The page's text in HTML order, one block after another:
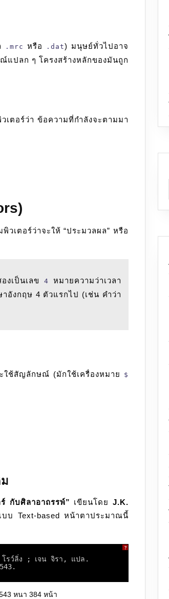
.mrc หรือ .dat) มนุษย์ทั่วไปอาจ
แปลก ๆ โครงสร้างหลักของมันถูก
เตอร์ว่า ข้อความที่กำลังจะตามมา
เตอร์ว่าจะให้ “ประมวลผล” หรือ
งเป็นเลข 4
หมายความว่าเวลา
อังกฤษ 4 ตัวแรกไป (เช่น คำว่า
ใช้สัญลักษณ์ (มักใช้เครื่องหมาย $
กับศิลาอาถรรพ์” เขียนโดยJ.K.
บ Text-based หน้าตาประมาณนี้
?
โรว์ลิ่ง ; เจน จิรา, แปล.
หนา 384 หน้า